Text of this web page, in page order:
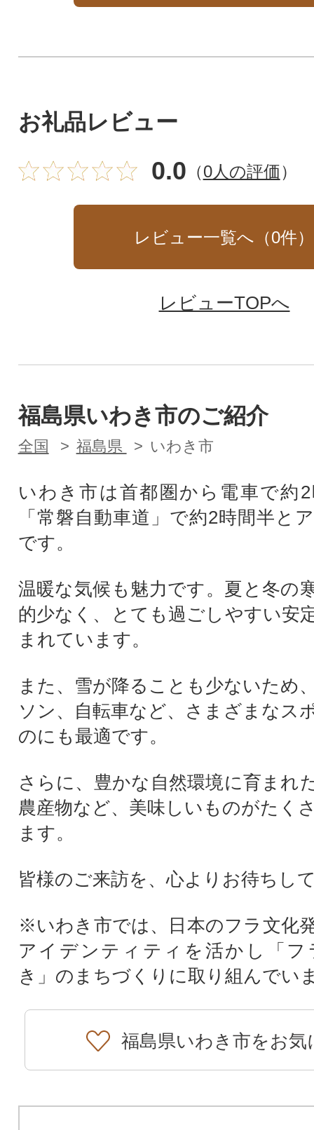
お礼品レビュー
0.0 （0人の評価）
レビュー一覧へ（0件）
レビューTOPへ
福島県いわき市のご紹介
全国 福島県 いわき市
いわき市は首都圏から電車で約
「常磐自動車道」で約2時間半と
です。
温暖な気候も魅力です。夏と冬の
的少なく、とても過ごしやすい安
まれています。
また、雪が降ることも少ないため
ソン、自転車など、さまざまなス
のにも最適です。
さらに、豊かな自然環境に育まれ
農産物など、美味しいものがたく
ます。
皆様のご来訪を、心よりお待ちし
※いわき市では、日本のフラ文化
アイデンティティを活かし「フ
き」のまちづくりに取り組んでい
福島県いわき市をお気